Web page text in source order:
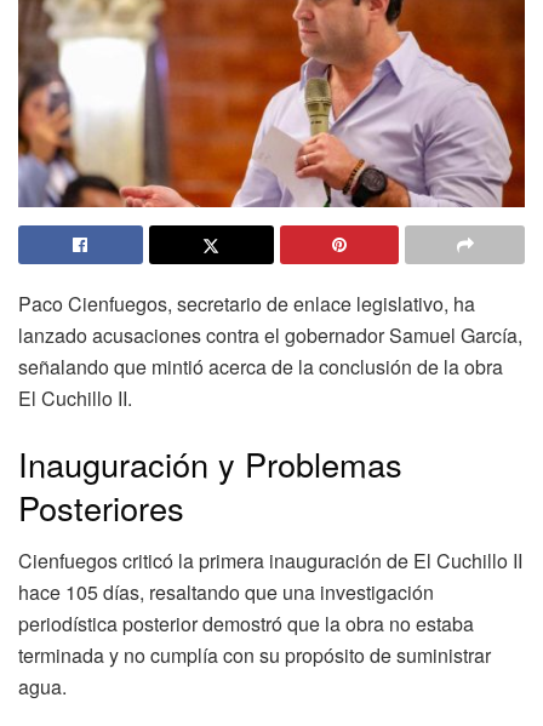
Paco Cienfuegos, secretario de enlace legislativo, ha
lanzado acusaciones contra el gobernador Samuel García,
señalando que mintió acerca de la conclusión de la obra
El Cuchillo II.
Inauguración y Problemas
Posteriores
Cienfuegos criticó la primera inauguración de El Cuchillo II
hace 105 días, resaltando que una investigación
periodística posterior demostró que la obra no estaba
terminada y no cumplía con su propósito de suministrar
agua.